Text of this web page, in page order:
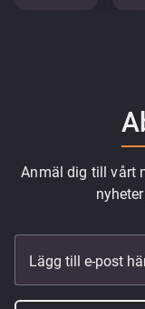
Anmäl dig till vårt
Lägg till e-post